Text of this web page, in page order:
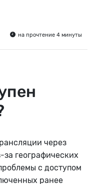
на прочтение 4 минуты
через
географических
с доступом
ранее